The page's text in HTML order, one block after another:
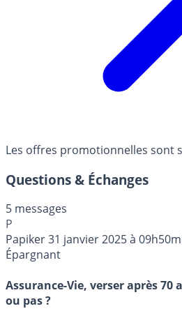
Les offres promotionnelles sont
Questions & Échanges
5 messages
P
Papiker31 janvier 2025 à
Épargnant
Assurance-Vie, verser après 70
ou pas ?